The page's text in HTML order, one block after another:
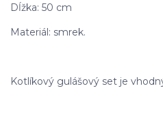
Dĺžka: 50 cm
Materiál: smrek.
Kotlíkový gulášový set je